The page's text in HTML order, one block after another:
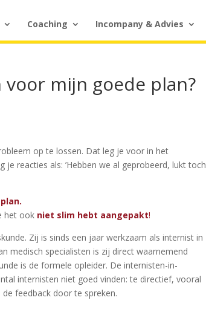
Coaching Incompany & Advies
mijn goede plan?
op te lossen. Dat leg je voor in het
reacties als: ’Hebben we al geprobeerd, lukt toch
het ook niet slim hebt aangepakt!
Zij is sinds een jaar werkzaam als internist in
medisch specialisten is zij direct waarnemend
is de formele opleider. De internisten-in-
internisten niet goed vinden: te directief, vooral
feedback door te spreken.